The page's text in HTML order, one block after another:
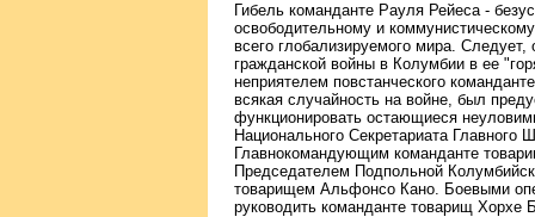
Гибель команданте Рауля Рейеса -
освободительному и
всего глобализируемого мира. Следует,
гражданской войны в Колумбии в ее
неприятелем повстанческого
всякая случайность на войне, был
функционировать остающиеся
Национального Секретариата
Главнокомандующим команданте
Председателем Подпольной
товарищем Альфонсо Кано. Боевыми
руководить команданте товарищ Хорхе